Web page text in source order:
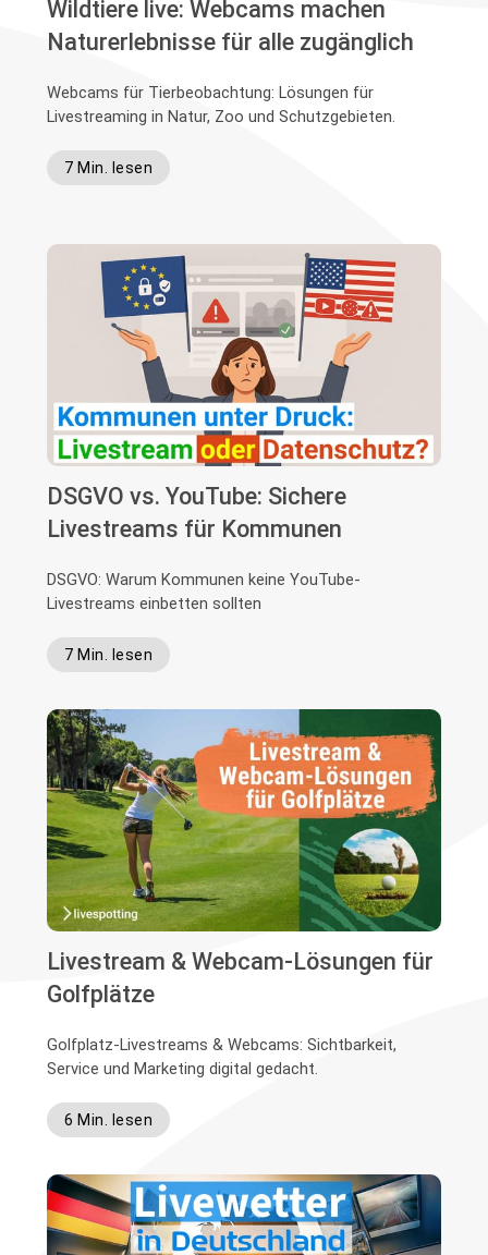
Wildtiere live: Webcams machen
Naturerlebnisse für alle zugänglich
Webcams für Tierbeobachtung: Lösungen für
Livestreaming in Natur, Zoo und Schutzgebieten.
7 Min. lesen
DSGVO vs. YouTube: Sichere
Livestreams für Kommunen
DSGVO: Warum Kommunen keine YouTube-
Livestreams einbetten sollten
7 Min. lesen
Livestream & Webcam-Lösungen für
Golfplätze
Golfplatz-Livestreams & Webcams: Sichtbarkeit,
Service und Marketing digital gedacht.
6 Min. lesen